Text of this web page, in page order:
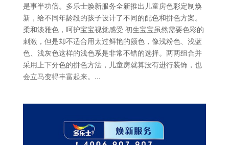
是事半功倍。多乐士焕新服务全新推出儿童房色彩定制焕
新，给不同年龄段的孩子设计了不同的配色和拼色方案。
柔和淡雅色，呵护宝宝视觉感受 初生宝宝虽然需要色彩的
刺激，但是却不适合用太过鲜艳的颜色，像浅粉色、浅蓝
色、浅灰色这样的浅色系是非常不错的选择。两两组合并
采用上下分色的拼色方法，儿童房就算没有进行装饰，也
会立马变得丰富起来。...